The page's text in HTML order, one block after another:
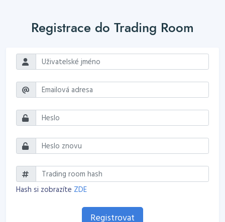
Registrace do Trading Room
Hash si zobrazíte ZDE